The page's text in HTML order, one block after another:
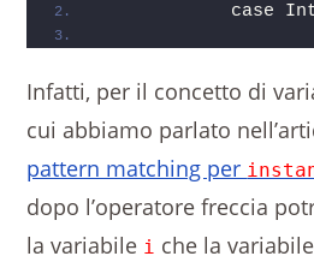
case
Infatti, per il concetto di
cui abbiamo parlato
pattern matching per
dopo l’operatore freccia
la variabile i che la variabile